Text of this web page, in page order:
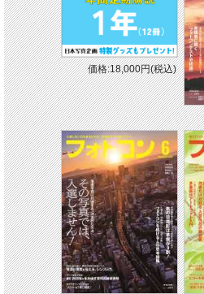
価格:18,000円(税込)